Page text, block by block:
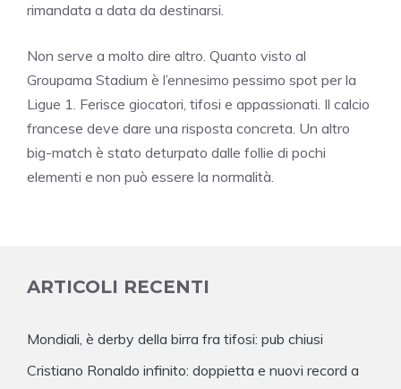
rimandata a data da destinarsi.
Non serve a molto dire altro. Quanto visto al
Groupama Stadium è l’ennesimo pessimo spot per la
Ligue 1. Ferisce giocatori, tifosi e appassionati. Il calcio
francese deve dare una risposta concreta. Un altro
big-match è stato deturpato dalle follie di pochi
elementi e non può essere la normalità.
ARTICOLI RECENTI
Mondiali, è derby della birra fra tifosi: pub chiusi
Cristiano Ronaldo infinito: doppietta e nuovi record a